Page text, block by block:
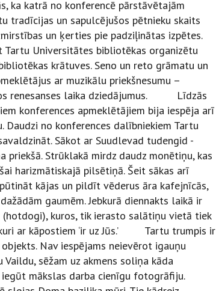
ka katrā no konferencē pārstāvētajām
tradīcijas un sapulcējušos pētnieku skaits
un ķerties pie padziļinātas izpētes.
Universitātes bibliotēkas organizētu
krātuves. Seno un reto grāmatu un
ar muzikālu priekšnesumu –
renesanses laika dziedājumus. Līdzās
konferences apmeklētājiem bija iespēja arī
no konferences dalībniekiem Tartu
Sākot ar Suudlevad tudengid -
Strūklakā mirdz daudz monētiņu, kas
harizmātiskajā pilsētiņā. Šeit sākas arī
kājas un pildīt vēderus āra kafejnīcās,
gaumēm. Jebkurā diennakts laikā ir
(hotdogi), kuros, tik ierasto salātiņu vietā tiek
ar kāpostiem ‘ir uz Jūs.’ Tartu trumpis ir
Nav iespējams neievērot igauņu
sēžam uz akmens soliņa kāda
iegūt mākslas darba cienīgu fotogrāfiju.